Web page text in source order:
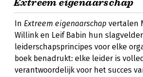
Extreem eigenaarschap
In Extreem eigenaarschap vertalen
Willink en Leif Babin hun
leiderschapsprincipes voor elke
boek benadrukt: elke leider is
verantwoordelijk voor het succes